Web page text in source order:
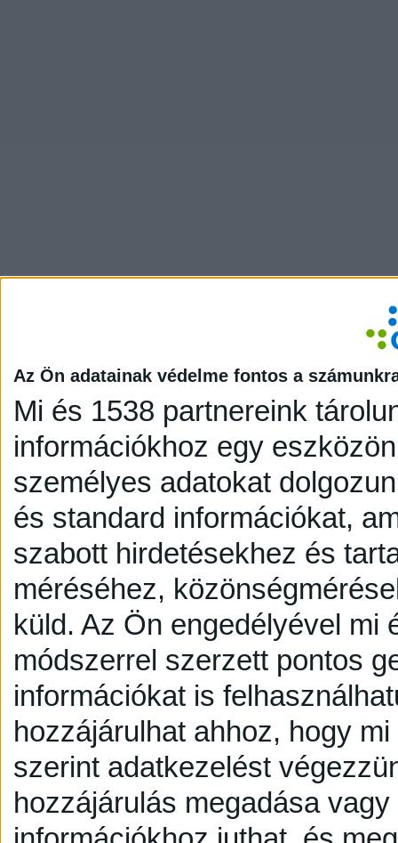
Az Ön adatainak védelme fontos a
Mi és 1538 partnereink
információkhoz egy
személyes adatokat
és standard információkat,
szabott hirdetésekhez és
méréséhez,
küld. Az Ön engedélyével mi
módszerrel szerzett pontos
információkat is
hozzájárulhat ahhoz, hogy
szerint adatkezelést
hozzájárulás megadása